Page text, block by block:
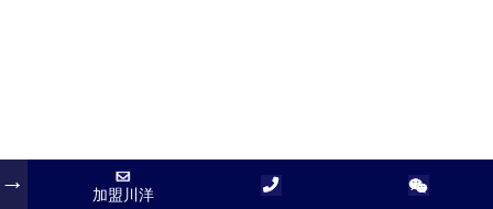
加盟川洋
加盟川洋